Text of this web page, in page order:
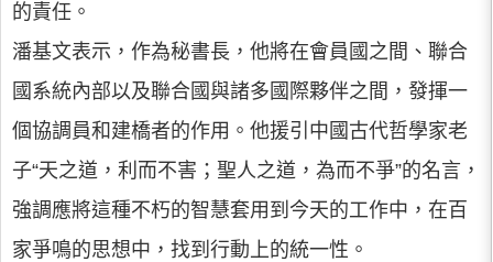
的責任。
潘基文表示，作為秘書長，他將在會員國之間、聯合
國系統內部以及聯合國與諸多國際夥伴之間，發揮一
個協調員和建橋者的作用。他援引中國古代哲學家老
子“天之道，利而不害；聖人之道，為而不爭”的名言，
強調應將這種不朽的智慧套用到今天的工作中，在百
家爭鳴的思想中，找到行動上的統一性。